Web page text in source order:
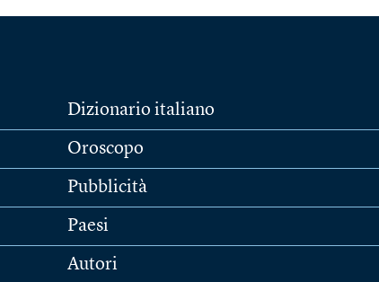
Dizionario italiano
Oroscopo
Pubblicità
Paesi
Autori